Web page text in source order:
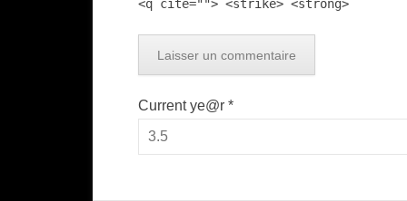
<q cite=""> <strike> <strong>
Current ye@r *